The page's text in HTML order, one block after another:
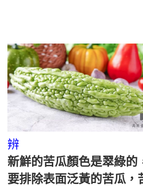
辨
新鮮的苦瓜顏色是翠綠的
要排除表面泛黃的苦瓜，